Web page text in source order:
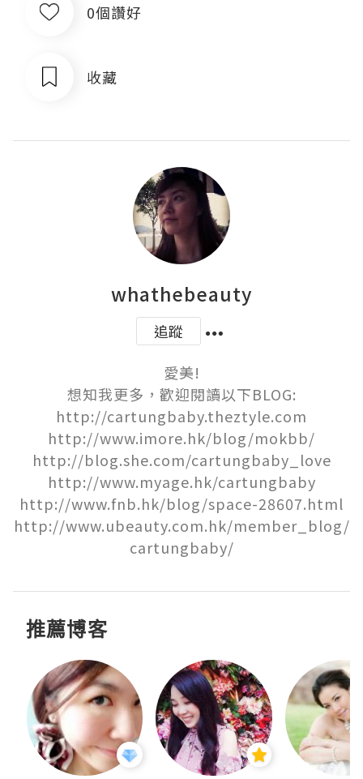
0個讚好
收藏
whathebeauty
追蹤
愛美!
想知我更多，歡迎閱讀以下BLOG:
http://cartungbaby.theztyle.com
http://www.imore.hk/blog/mokbb/
http://blog.she.com/cartungbaby_love
http://www.myage.hk/cartungbaby
http://www.fnb.hk/blog/space-28607.html
http://www.ubeauty.com.hk/member_blog/
cartungbaby/
推薦博客